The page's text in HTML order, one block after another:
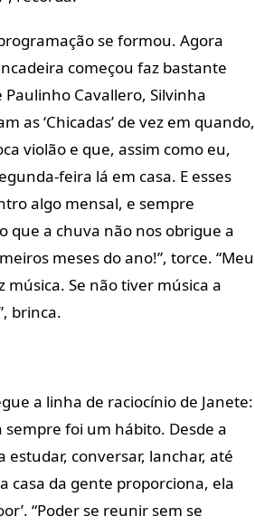
se formou. Agora
começou faz bastante
Cavallero, Silvinha
as ‘Chicadas’ de vez em quando,
violão e que, assim como eu,
feira lá em casa. E esses
algo mensal, e sempre
que a chuva não nos obrigue a
meses do ano!”, torce. “Meu
Se não tiver música a
brinca.
a linha de raciocínio de Janete:
sempre foi um hábito. Desde a
conversar, lanchar, até
casa da gente proporciona, ela
“Poder se reunir sem se